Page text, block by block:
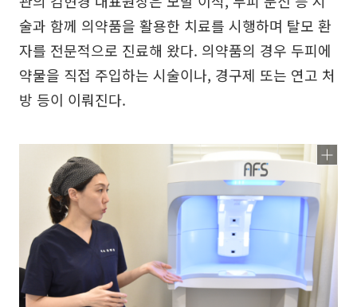
술과 함께 의약품을 활용한 치료를 시행하며 탈모 환
자를 전문적으로 진료해 왔다. 의약품의 경우 두피에
약물을 직접 주입하는 시술이나, 경구제 또는 연고 처
방 등이 이뤄진다.